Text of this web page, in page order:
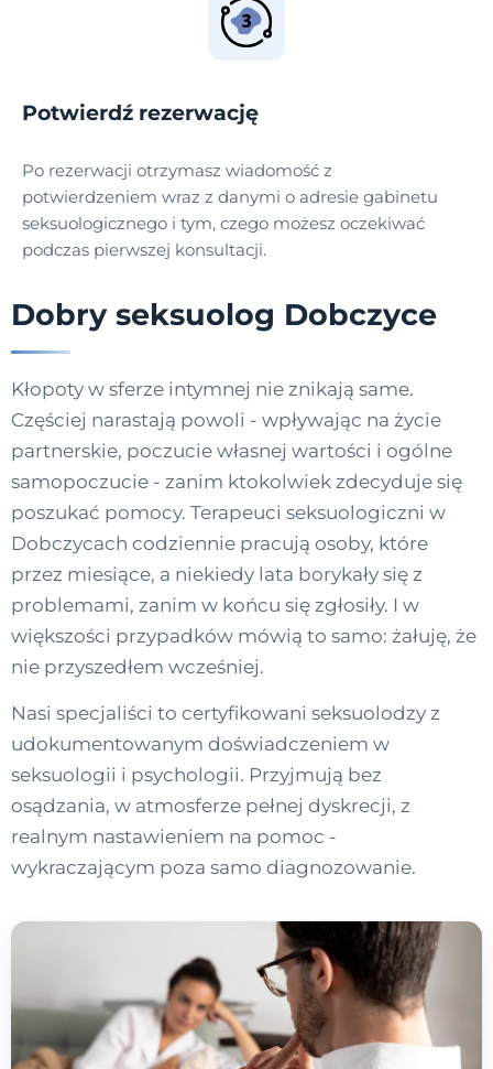
Potwierdź rezerwację
Po rezerwacji otrzymasz wiadomość z
potwierdzeniem wraz z danymi o adresie gabinetu
seksuologicznego i tym, czego możesz oczekiwać
podczas pierwszej konsultacji.
Dobry seksuolog Dobczyce
Kłopoty w sferze intymnej nie znikają same.
Częściej narastają powoli - wpływając na życie
partnerskie, poczucie własnej wartości i ogólne
samopoczucie - zanim ktokolwiek zdecyduje się
poszukać pomocy. Terapeuci seksuologiczni w
Dobczycach codziennie pracują osoby, które
przez miesiące, a niekiedy lata borykały się z
problemami, zanim w końcu się zgłosiły. I w
większości przypadków mówią to samo: żałuję, że
nie przyszedłem wcześniej.
Nasi specjaliści to certyfikowani seksuolodzy z
udokumentowanym doświadczeniem w
seksuologii i psychologii. Przyjmują bez
osądzania, w atmosferze pełnej dyskrecji, z
realnym nastawieniem na pomoc -
wykraczającym poza samo diagnozowanie.